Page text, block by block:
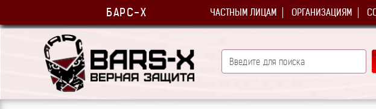
БАРС-Х ЧАСТНЫМ ЛИЦАМ ОРГАНИЗАЦИЯМ